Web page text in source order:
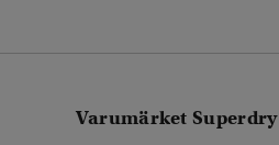
Varumärket Superdry